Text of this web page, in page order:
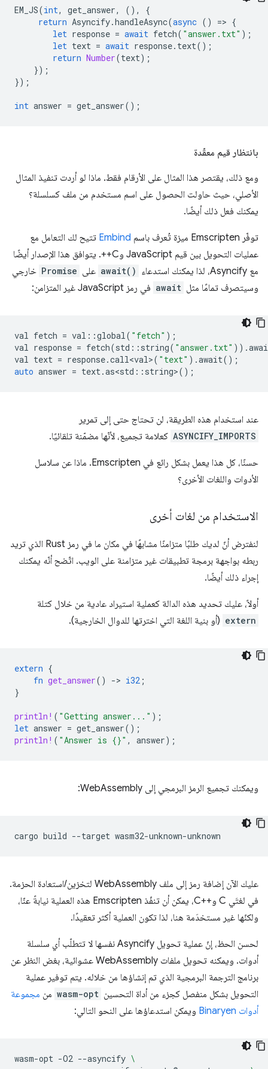
EM_JS(int, get_answer, (),
{
return Asyncify.handleAsync(async () => {
let response = await fetch( "answer.txt" );
let text = await response. text();
return Number(text);
});
});
int answer = get_answer();
بانتظار قيم معقّدة
ومع ذلك، يقتصر هذا المثال على الأرقام فقط. ماذا لو أردت تنفيذ المثال
الأصلي، حيث حاولت الحصول على اسم مستخدم من ملف كسلسلة؟
يمكنك فعل ذلك أيضًا.
توفّر Emscripten ميزة تُعرف باسم Embind تتيح لك التعامل مع
عمليات التحويل بين قيم JavaScript وC++. يتوافق هذا الإصدار أيضًا
مع Asyncify، لذا يمكنك استدعاء
await() على Promise خارجي
وسيتصرف تمامًا مثل await في رمز JavaScript غير المتزامن:
val fetch = val ::global( "fetch" );
val response = fetch(std :: string( "answer.txt" )).
val text = response.call<val>( "text" ).await();
auto answer = text.as<std :: string>();
عند استخدام هذه الطريقة، لن تحتاج حتى إلى تمرير
ASYNCIFY_IMPORTS كعلامة تجميع، لأنّها مضمّنة تلقائيًا.
حسنًا، كل هذا يعمل بشكل رائع في Emscripten. ماذا عن سلاسل
الأدوات واللغات الأخرى؟
الاستخدام من لغات أخرى
لنفترض أنّ لديك طلبًا متزامنًا مشابهًا في مكان ما في رمز Rust الذي تريد
ربطه بواجهة برمجة تطبيقات غير متزامنة على الويب. اتّضح أنّه يمكنك
إجراء ذلك أيضًا.
أولاً، عليك تحديد هذه الدالة كعملية استيراد عادية من خلال كتلة
extern (أو بنية اللغة التي اخترتها للدوال الخارجية).
extern {
fn get_answer() -> i32 ;
}
println! ( "Getting answer..." );
let answer = get_answer();
println! ( "Answer is {}" , answer);
ويمكنك تجميع الرمز البرمجي إلى WebAssembly:
cargo build --target
عليك الآن إضافة رمز إلى ملف WebAssembly لتخزين/استعادة الحزمة.
في لغتَي C وC++‎، يمكن أن تنفّذ Emscripten هذه العملية نيابةً عنّا،
ولكنّها غير مستخدَمة هنا، لذا تكون العملية أكثر تعقيدًا.
لحسن الحظ، إنّ عملية تحويل Asyncify نفسها لا تتطلّب أي سلسلة
أدوات. ويمكنه تحويل ملفات WebAssembly عشوائية، بغض النظر عن
برنامج الترجمة البرمجية الذي تم إنشاؤها من خلاله. يتم توفير عملية
التحويل بشكل منفصل كجزء من أداة التحسين wasm-opt من مجموعة
أدوات Binaryen
ويمكن استدعاؤها على النحو التالي:
wasm-opt -O2 --asyncify \